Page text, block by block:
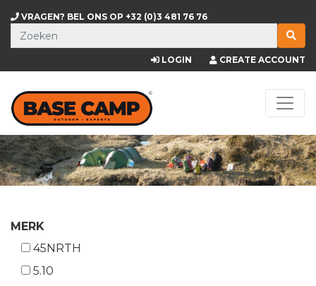
VRAGEN? BEL ONS OP +32 (0)3 481 76 76
LOGIN CREATE ACCOUNT
MERK
45NRTH
5.10